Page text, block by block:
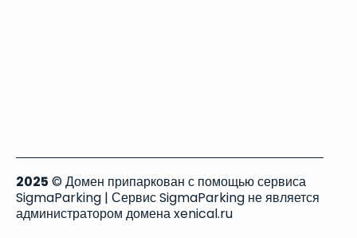
2025 © Домен припаркован с помощью сервиса
SigmaParking | Сервис SigmaParking не является
администратором домена xenical.ru